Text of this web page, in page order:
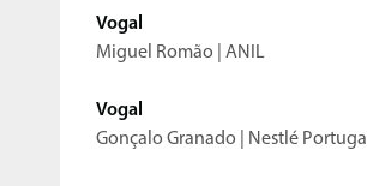
Vogal
Miguel Romão | ANIL
Vogal
Gonçalo Granado | Nestlé Portugal